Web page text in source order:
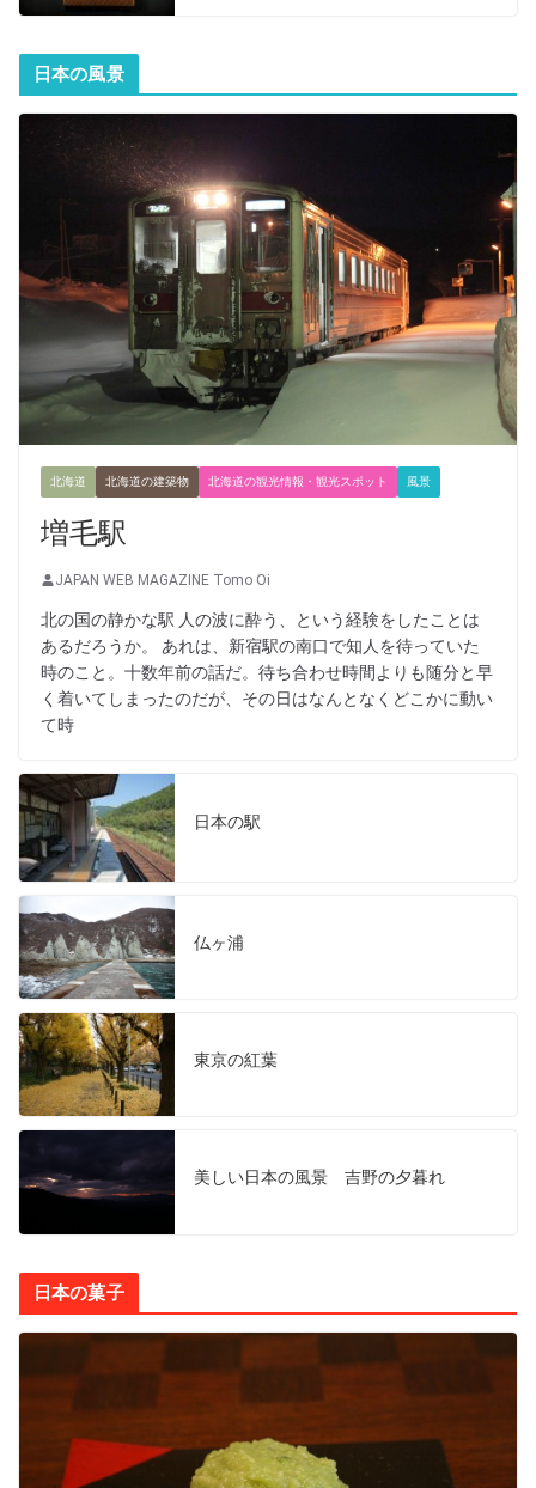
日本の風景
北海道 北海道の建築物 北海道の観光情報・観光スポット 風景
増毛駅
JAPAN WEB MAGAZINE Tomo Oi
北の国の静かな駅 人の波に酔う、という経験をしたことは
あるだろうか。 あれは、新宿駅の南口で知人を待っていた
時のこと。十数年前の話だ。待ち合わせ時間よりも随分と早
く着いてしまったのだが、その日はなんとなくどこかに動い
て時
日本の駅
仏ヶ浦
東京の紅葉
美しい日本の風景 吉野の夕暮れ
日本の菓子